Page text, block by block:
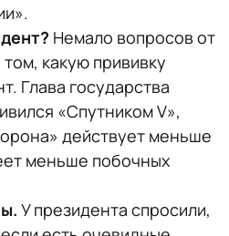
Немало вопросов от
какую прививку
Глава государства
«Спутником V»,
действует меньше
меньше побочных
У президента спросили,